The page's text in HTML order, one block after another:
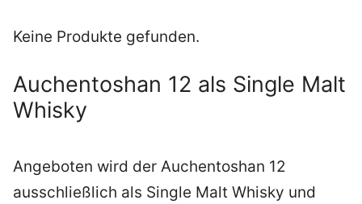
Keine Produkte gefunden.
Auchentoshan 12 als Single Malt
Whisky
Angeboten wird der Auchentoshan 12
ausschließlich als Single Malt Whisky und